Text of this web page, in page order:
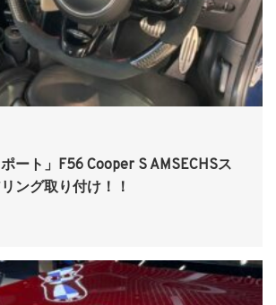
ポート」F56 Cooper S AMSECHSス
ング取り付け！！